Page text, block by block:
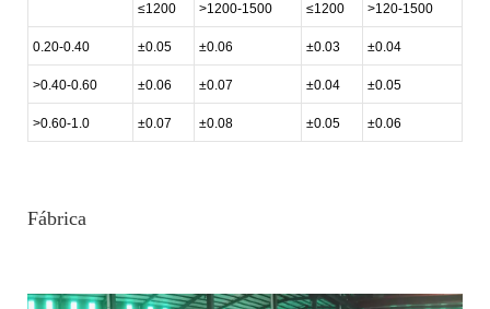
≤1200 >1200-1500 ≤1200 >120-1500
0.20-0.40 ±0.05 ±0.06 ±0.03 ±0.04
>0.40-0.60 ±0.06 ±0.07 ±0.04 ±0.05
>0.60-1.0 ±0.07 ±0.08 ±0.05 ±0.06
Fábrica